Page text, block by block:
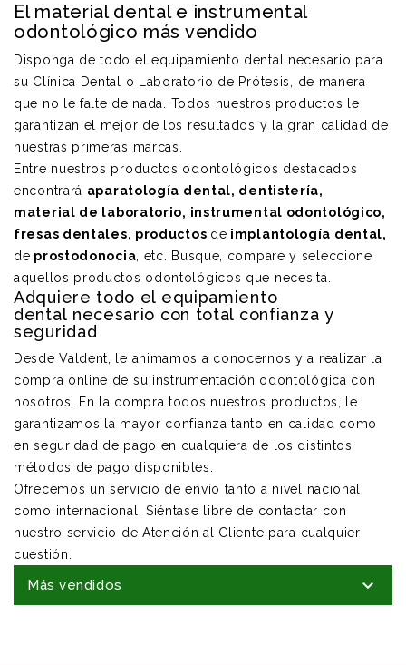
El material dental e instrumental
odontológico más vendido
Disponga de todo el equipamiento dental necesario para
su Clínica Dental o Laboratorio de Prótesis, de manera
que no le falte de nada. Todos nuestros productos le
garantizan el mejor de los resultados y la gran calidad de
nuestras primeras marcas.
Entre nuestros productos odontológicos destacados
encontrará aparatología dental, dentistería,
material de laboratorio, instrumental odontológico,
fresas dentales, productos de implantología dental,
de prostodonocia, etc. Busque, compare y seleccione
aquellos productos odontológicos que necesita.
Adquiere todo el equipamiento
dental necesario con total confianza y
seguridad
Desde Valdent, le animamos a conocernos y a realizar la
compra online de su instrumentación odontológica con
nosotros. En la compra todos nuestros productos, le
garantizamos la mayor confianza tanto en calidad como
en seguridad de pago en cualquiera de los distintos
métodos de pago disponibles.
Ofrecemos un servicio de envío tanto a nivel nacional
como internacional. Siéntase libre de contactar con
nuestro servicio de Atención al Cliente para cualquier
cuestión.
Más vendidos 